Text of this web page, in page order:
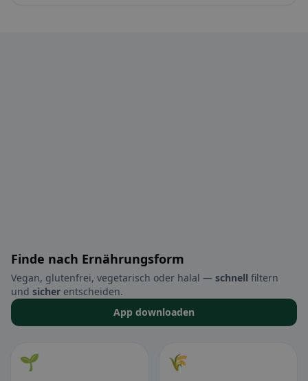
Finde nach Ernährungsform
Vegan, glutenfrei, vegetarisch oder halal — schnell filtern
und sicher entscheiden.
App downloaden
🌱 🌾